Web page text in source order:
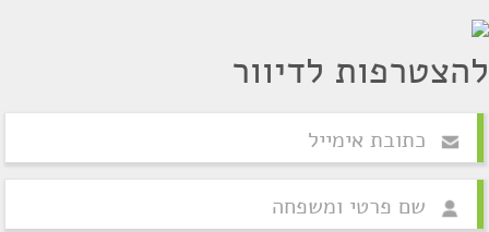
להצטרפות לדיוור